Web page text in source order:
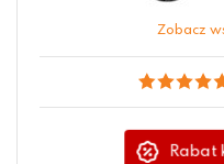
Zobacz
Rabat